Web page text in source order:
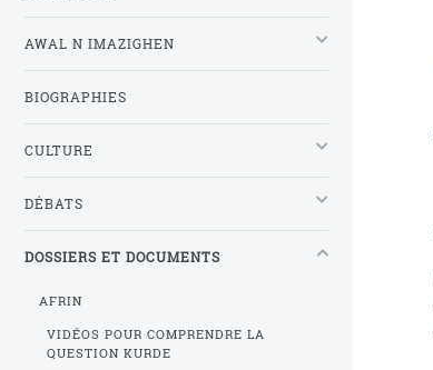
AWAL N IMAZIGHEN
BIOGRAPHIES
CULTURE
DÉBATS
DOSSIERS ET DOCUMENTS
AFRIN
VIDÉOS POUR COMPRENDRE LA
QUESTION KURDE